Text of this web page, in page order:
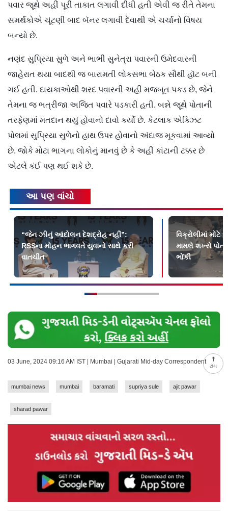
ટોચ
પવાર જૂથે અહીં પૂરી તાકાત લગાવી દીધી હતી એવી જ રીતે તેમના
સમર્થકોએ ચૂંટણી બાદ બૅનર લગાવી દેવાથી એ ચર્ચાનો વિષય
બન્યો છે.
નણંદ સુપ્રિયા સુળે અને ભાભી સુનેત્રા પવારની ઉમેદવારની
જાહેરાત થયા બાદથી જ બારામતી લોકસભા બેઠક સૌથી હૉટ બની
ગઈ હતી. દાયકાઓથી શરદ પવારની અહીં મજબૂત પકડ છે, જેને
તેમના જ ભત્રીજા અજિત પવારે પડકારી હતી. બન્ને જૂથે પોતાની
તરફેણમાં મતદાન થયું હોવાનો દાવો કર્યો છે. કેટલાક એક્ઝિટ
પોલમાં સુપ્રિયા સુળેનો હાથ ઉપર હોવાનો અંદાજ મૂકવામાં આવ્યો
છે. જોકે મોટા ભાગના લોકોનું માનવું છે કે અહીં કાંટાની ટક્કર છે
એટલે કંઈ પણ થઈ શકે છે.
આ પણ વાંચો
“જેન ઝીનું આંદોલન દેશદ્રોહ નહીં”:
RSSના મોહન ભાગવતે યુવાનો સાથે કરી
વાતચીત
વિક્રોલીમાં મોટે
મામલે શખ્સે
ભોંકી
03 June, 2024 09:16 AM IST | Mumbai | Gujarati Mid-day Correspondent
mumbai news mumbai baramati supriya sule ajit pawar
sharad pawar